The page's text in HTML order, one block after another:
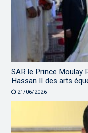
SAR le Prince Moulay
Hassan II des arts
21/06/2026